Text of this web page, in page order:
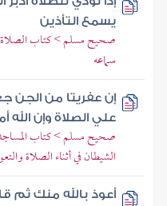
يسمع التأذين
صحيح مسلم > كتاب
سماعه
إن عفريتا من الجن
علي الصلاة وإن الله
صحيح مسلم > كتاب
الشيطان في أثناء الصلاة
أعوذ بالله منك ثم